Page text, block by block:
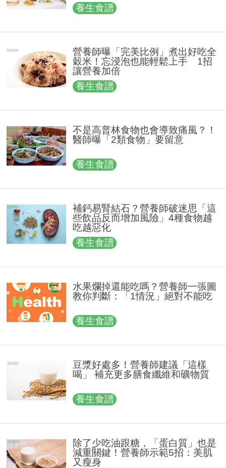
養生食譜
營養師曝「完美比例」煮出好吃全
穀米！忘浸泡也能輕鬆上手 1招
讓營養加倍
養生食譜
不是高普林食物也會導致痛風？！
醫師曝「2類食物」要留意
養生食譜
補鈣易腎結石？營養師破迷思「這
些飲品反而增加風險」4種食物越
吃越惡化
養生食譜
水果爛掉還能吃嗎？營養師一張圖
教你判斷：「1情況」絕對不能吃
養生食譜
豆漿好處多！營養師建議「這樣
喝」 補充更多膳食纖維和礦物質
養生食譜
除了少吃油跟糖，「蛋白質」也是
減重關鍵！營養師示範5招：美肌
又瘦身